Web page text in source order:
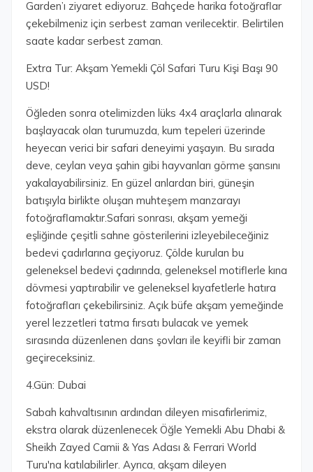
Garden’ı ziyaret ediyoruz. Bahçede harika fotoğraflar
çekebilmeniz için serbest zaman verilecektir. Belirtilen
saate kadar serbest zaman.
Extra Tur: Akşam Yemekli Çöl Safari Turu Kişi Başı 90
USD!
Öğleden sonra otelimizden lüks 4x4 araçlarla alınarak
başlayacak olan turumuzda, kum tepeleri üzerinde
heyecan verici bir safari deneyimi yaşayın. Bu sırada
deve, ceylan veya şahin gibi hayvanları görme şansını
yakalayabilirsiniz. En güzel anlardan biri, güneşin
batışıyla birlikte oluşan muhteşem manzarayı
fotoğraflamaktır.Safari sonrası, akşam yemeği
eşliğinde çeşitli sahne gösterilerini izleyebileceğiniz
bedevi çadırlarına geçiyoruz. Çölde kurulan bu
geleneksel bedevi çadırında, geleneksel motiflerle kına
dövmesi yaptırabilir ve geleneksel kıyafetlerle hatıra
fotoğrafları çekebilirsiniz. Açık büfe akşam yemeğinde
yerel lezzetleri tatma fırsatı bulacak ve yemek
sırasında düzenlenen dans şovları ile keyifli bir zaman
geçireceksiniz.
4.Gün: Dubai
Sabah kahvaltısının ardından dileyen misafirlerimiz,
ekstra olarak düzenlenecek Öğle Yemekli Abu Dhabi &
Sheikh Zayed Camii & Yas Adası & Ferrari World
Turu'na katılabilirler. Ayrıca, akşam dileyen